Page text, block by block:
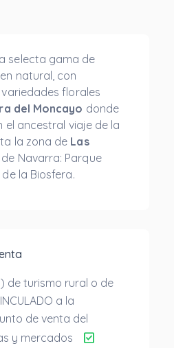
selecta gama de
natural, con
florales
del Moncayo donde
el ancestral viaje de la
la zona de Las
de Navarra: Parque
la Biosfera.
de turismo rural o de
a la
de venta del
y mercados check_box